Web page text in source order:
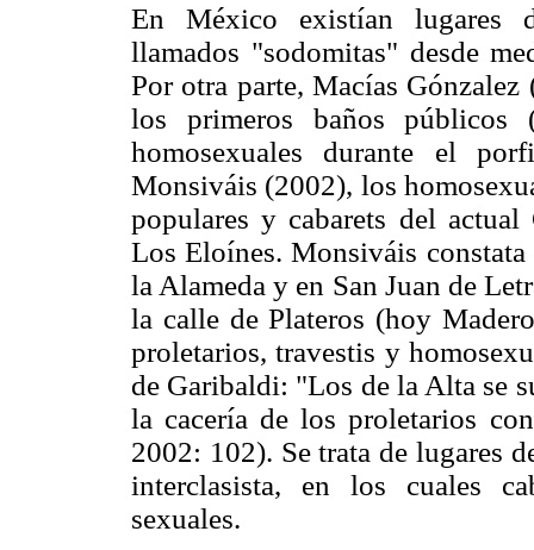
En México existían lugares
llamados "sodomitas" desde
Por otra parte, Macías
los primeros baños públicos
homosexuales durante el
Monsiváis (2002), los
populares y cabarets del
Los Eloínes. Monsiváis
la Alameda y en San Juan de
la calle de Plateros (hoy
proletarios, travestis y
de Garibaldi: "Los de la Alta se
la cacería de los proletarios
2002: 102). Se trata de lugares
interclasista, en los cuales
sexuales.